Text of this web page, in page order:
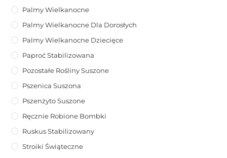
Palmy Wielkanocne
Palmy Wielkanocne Dla Dorosłych
Palmy Wielkanocne Dziecięce
Paproć Stabilizowana
Pozostałe Rośliny Suszone
Pszenica Suszona
Pszenżyto Suszone
Ręcznie Robione Bombki
Ruskus Stabilizowany
Stroiki Świąteczne